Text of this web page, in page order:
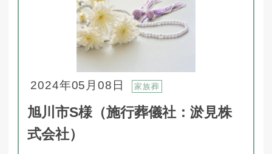
2024年05月08日 家族葬
旭川市S様（施行葬儀社：淤見株
式会社）